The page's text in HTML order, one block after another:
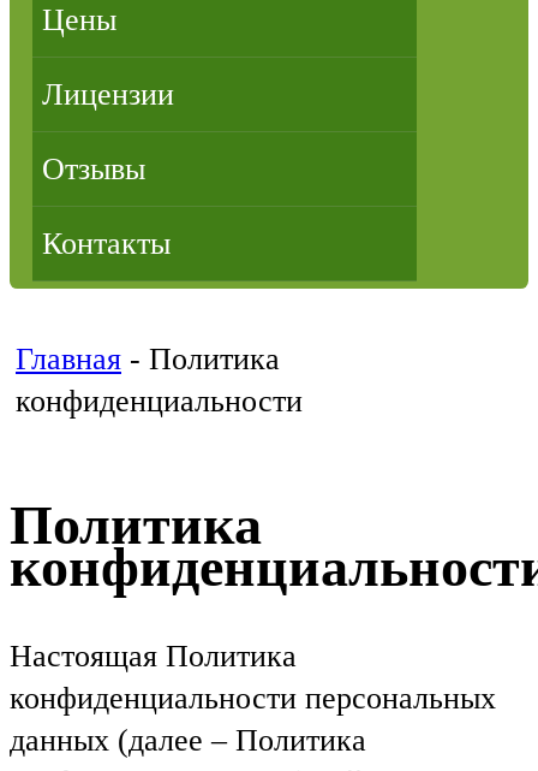
Цены
Лицензии
Отзывы
Контакты
Главная - Политика
конфиденциальности
Политика
Настоящая Политика
конфиденциальности персональных
данных (далее – Политика